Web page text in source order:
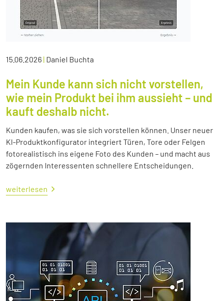
15.06.2026| Daniel Buchta
Mein Kunde kann sich nicht vorstellen,
wie mein Produkt bei ihm aussieht – und
kauft deshalb nicht.
Kunden kaufen, was sie sich vorstellen können. Unser neuer
KI-Produktkonfigurator integriert Türen, Tore oder Felgen
fotorealistisch ins eigene Foto des Kunden – und macht aus
zögernden Interessenten schnellere Entscheidungen.
weiterlesen